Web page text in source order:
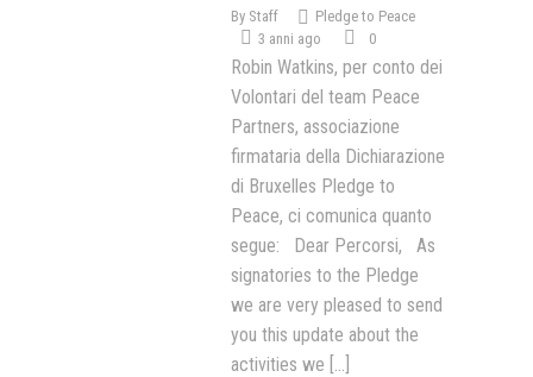
By Staff
Pledge to Peace
3 anni ago
0
Robin Watkins, per conto dei
Volontari del team Peace
Partners, associazione
firmataria della Dichiarazione
di Bruxelles Pledge to
Peace, ci comunica quanto
segue: Dear Percorsi, As
signatories to the Pledge
we are very pleased to send
you this update about the
activities we [...]